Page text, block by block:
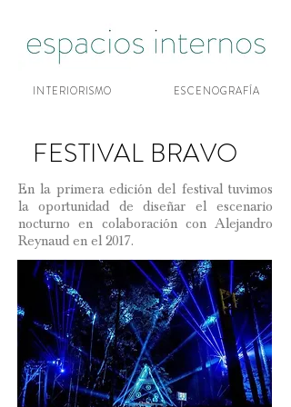
INTERIORISMO ESCENOGRAFÍA
FESTIVAL BRAVO
En la primera edición del festival tuvimos
la oportunidad de diseñar el escenario
nocturno en colaboración con Alejandro
Reynaud en el 2017.